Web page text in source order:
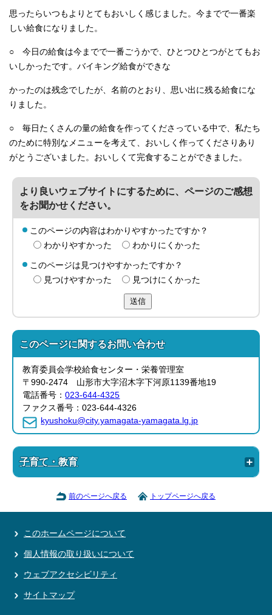
思ったらいつもよりとてもおいしく感じました。今までで一番楽
しい給食になりました。
○ 今日の給食は今までで一番ごうかで、ひとつひとつがとてもお
いしかったです。バイキング給食ができな
かったのは残念でしたが、名前のとおり、思い出に残る給食にな
りました。
○ 毎日たくさんの量の給食を作ってくださっている中で、私たち
のために特別なメニューを考えて、おいしく作ってくださりあり
がとうございました。おいしくて完食することができました。
より良いウェブサイトにするために、ページのご感想
をお聞かせください。
このページの内容はわかりやすかったですか？
わかりやすかった
わかりにくかった
このページは見つけやすかったですか？
見つけやすかった
見つけにくかった
送信
このページに関するお問い合わせ
教育委員会学校給食センター・栄養管理室
〒990-2474 山形市大字沼木字下河原1139番地19
電話番号：023-644-4325
ファクス番号：023-644-4326
kyushoku@city.yamagata-yamagata.lg.jp
子育て・教育
前のページへ戻る トップページへ戻る
このホームページについて
個人情報の取り扱いについて
ウェブアクセシビリティ
サイトマップ